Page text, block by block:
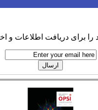
برای دریافت اطلاعات و